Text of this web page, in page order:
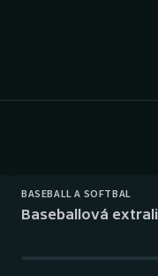
BASEBALL A SOFTBAL
Baseballová